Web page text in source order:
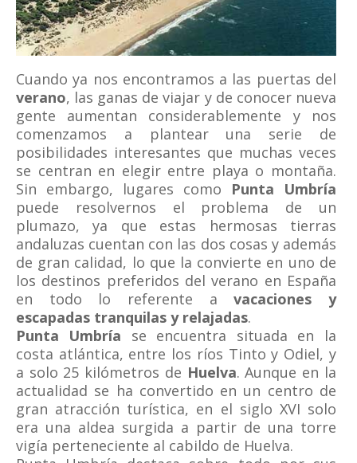
Cuando ya nos encontramos a las puertas del
verano, las ganas de viajar y de conocer nueva
gente aumentan considerablemente y nos
comenzamos a plantear una serie de
posibilidades interesantes que muchas veces
se centran en elegir entre playa o montaña.
Sin embargo, lugares como Punta Umbría
puede resolvernos el problema de un
plumazo, ya que estas hermosas tierras
andaluzas cuentan con las dos cosas y además
de gran calidad, lo que la convierte en uno de
los destinos preferidos del verano en España
en todo lo referente avacaciones y
escapadas tranquilas y relajadas.
Punta Umbría se encuentra situada en la
costa atlántica, entre los ríos Tinto y Odiel, y
a solo 25 kilómetros de Huelva. Aunque en la
actualidad se ha convertido en un centro de
gran atracción turística, en el siglo XVI solo
era una aldea surgida a partir de una torre
vigía perteneciente al cabildo de Huelva.